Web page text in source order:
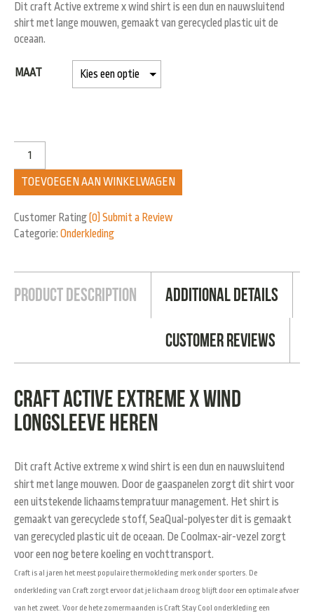
Dit craft Active extreme x wind shirt is een dun en nauwsluitend
shirt met lange mouwen, gemaakt van gerecycled plastic uit de
oceaan.
MAAT
TOEVOEGEN AAN WINKELWAGEN
Customer Rating(0) Submit a Review
Categorie: Onderkleding
Product Description Additional Details
Customer Reviews
Craft Active Extreme X Wind
longsleeve heren
Dit craft Active extreme x wind shirt is een dun en nauwsluitend
shirt met lange mouwen. Door de gaaspanelen zorgt dit shirt voor
een uitstekende lichaamstempratuur management. Het shirt is
gemaakt van gerecyclede stoff, SeaQual-polyester dit is gemaakt
van gerecycled plastic uit de oceaan. De Coolmax-air-vezel zorgt
voor een nog betere koeling en vochttransport.
Craft is al jaren het meest populaire thermokleding merk onder sporters. De
onderkleding van Craft zorgt ervoor dat je lichaam droog blijft door een optimale afvoer
van het zweet. Voor de hete zomermaanden is Craft Stay Cool onderkleding een